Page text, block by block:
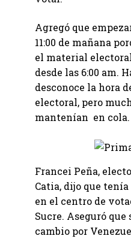
Agregó que
11:00 de mañana
el material
desde las 6:00 am.
desconoce la hora
electoral, pero
mantenían en cola.
Francei Peña,
Catia, dijo que
en el centro de
Sucre. Aseguró
cambio por